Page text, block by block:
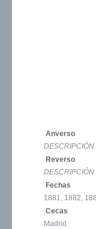
Anverso
Reverso
Fechas
1881, 1882,
Cecas
Madrid